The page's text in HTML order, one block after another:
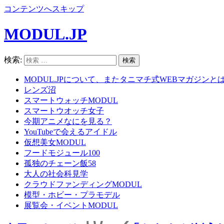
コンテンツへスキップ
MODUL.JP
検索:
MODUL.JPについて、またタニマチ式WEBマガジンと
レンズ沼
スマートウォッチMODUL
スマートウオッチ女子
今期アニメなにを見る？
YouTubeで会えるアイドル
仮想美女MODUL
フードモジュール100
孤独のチェーン飯58
大人の社会科見学
クラウドファンディングMODUL
模型・ホビー・プラモデル
展覧会・イベントMODUL